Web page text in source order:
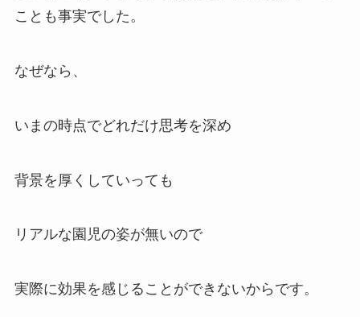
ことも事実でした。
なぜなら、
いまの時点でどれだけ思考を深め
背景を厚くしていっても
リアルな園児の姿が無いので
実際に効果を感じることができないからです。